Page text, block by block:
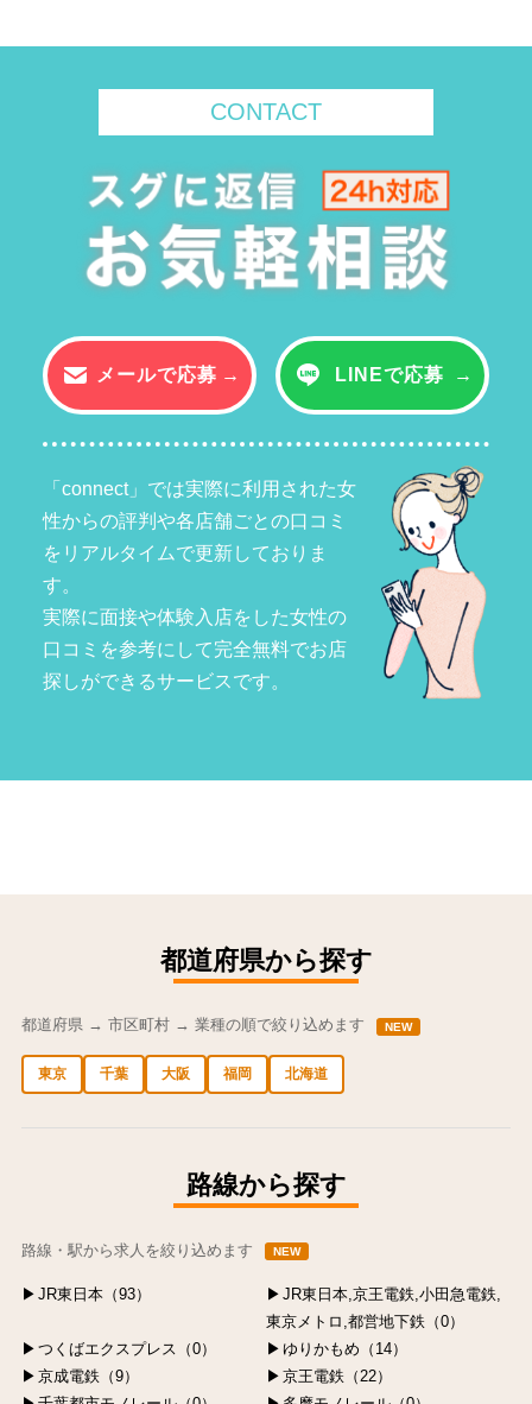
CONTACT
メールで応募 LINEで応募
「connect」では実際に利用された女
性からの評判や各店舗ごとの口コミ
をリアルタイムで更新しておりま
す。
実際に面接や体験入店をした女性の
口コミを参考にして完全無料でお店
探しができるサービスです。
都道府県から探す
都道府県 → 市区町村 → 業種の順で絞り込めます NEW
東京 千葉 大阪 福岡 北海道
路線から探す
路線・駅から求人を絞り込めます NEW
JR東日本（93）
JR東日本,京王電鉄,小田急電鉄,
東京メトロ,都営地下鉄（0）
つくばエクスプレス（0）
ゆりかもめ（14）
京成電鉄（9）
京王電鉄（22）